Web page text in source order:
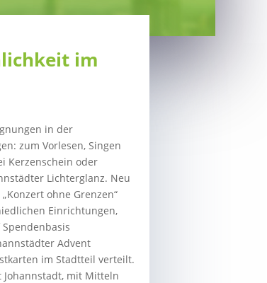
im
in der
zum Vorlesen, Singen
Kerzenschein oder
Lichterglanz. Neu
ohne Grenzen“
Einrichtungen,
Advent
im Stadtteil verteilt.
mit Mitteln